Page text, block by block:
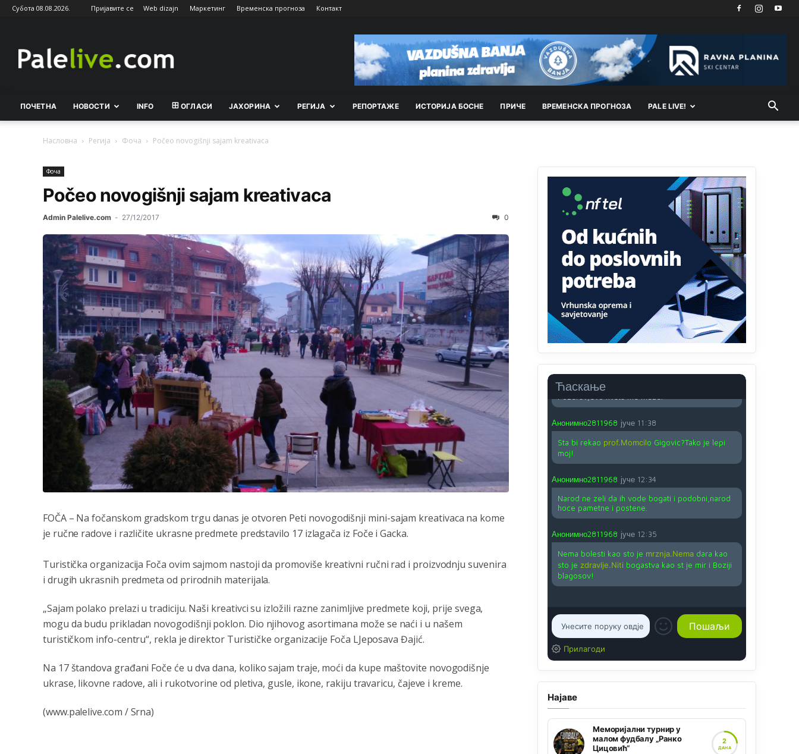
Субота 08.08.2026. Пријавите се Web dizajn Маркетинг Временска прогноза Контакт
ПОЧЕТНА НОВОСТИ INFO ОГЛАСИ ЈАХОРИНА РEГИЈА РEПОРТАЖE ИСТОРИЈА БОСНЕ ПРИЧЕ ВРEМEНСКА ПРОГНОЗА PALE LIVE!
Насловна Регија Фоча Počeo novogišnji sajam kreativaca
Фоча
Počeo novogišnji sajam kreativaca
Admin Palelive.com - 27/12/2017 0
FOČA – Na fočanskom gradskom trgu danas je otvoren Peti novogodišnji mini-sajam kreativaca na kome
je ručne radove i različite ukrasne predmete predstavilo 17 izlagača iz Foče i Gacka.
Turistička organizacija Foča ovim sajmom nastoji da promoviše kreativni ručni rad i proizvodnju suvenira
i drugih ukrasnih predmeta od prirodnih materijala.
„Sajam polako prelazi u tradiciju. Naši kreativci su izložili razne zanimljive predmete koji, prije svega,
mogu da budu prikladan novogodišnji poklon. Dio njihovog asortimana može se naći i u našem
turističkom info-centru“, rekla je direktor Turističke organizacije Foča LJeposava Đajić.
Na 17 štandova građani Foče će u dva dana, koliko sajam traje, moći da kupe maštovite novogodišnje
ukrase, likovne radove, ali i rukotvorine od pletiva, gusle, ikone, rakiju travaricu, čajeve i kreme.
(www.palelive.com / Srna)
Ћаскање
Анонимно2806721 8/6/2026 2:27
Kuniocu ide q u guz...
Анонимно2808843
reconquista
vjeka,neko rece za Radovana i Ratka kaki su oni
srbi...i poce dalje da besjedi znam ja dobro sta je
bilo u Ag-ci...
Анонимно2810587
Proguglajte
Анонимно2810587 јуче 11:21
O kako su cudni lvi ljudi,uzeli bi sve da mogu...a
ja srce svima fajem,radujem se tudjoj sreci.I ko
ima i ko nema na iso ce mjesto leci!
Анонимно2810587
11:24
Nije u svijetu problem,nahraniti siromasnd,kako
nahraniti bogate!?
Анонимно2810587
Анонимно2811968 јуче 11:38
Sta bi rekao prof.Momcilo Gigovic?Tako je lepi
moj!
Анонимно2811968 јуче 12:34
Narod ne zeli da ih vode bogati i podobni,narod
hoce pametne i postene.
Анонимно2811968 јуче 12:35
Nema bolesti kao sto je mrznja.Nemadara kao
sto je zdravlje.Niti bogastva kao st je mir i Boziji
blagosov!
Прилагоди
Најаве
Меморијални турнир у
малом фудбалу „Ранко
Цицовић“
2
ДАНА